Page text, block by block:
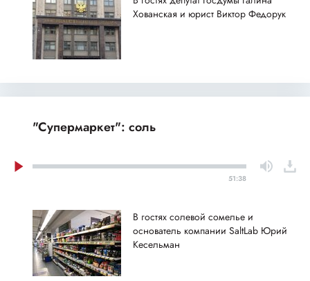
Хованская и юрист Виктор Федорук
"Супермаркет": соль
51:38
В гостях солевой сомелье и
основатель компании SaltLab Юрий
Кесельман